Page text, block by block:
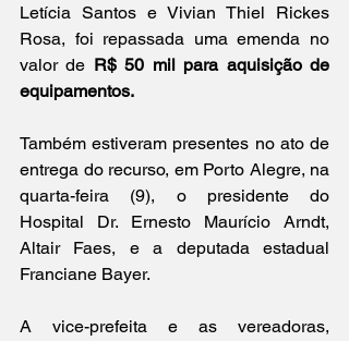
Letícia Santos e Vivian Thiel Rickes
Rosa, foi repassada uma emenda no
valor de R$ 50 mil para aquisição de
equipamentos.
Também estiveram presentes no ato de
entrega do recurso, em Porto Alegre, na
quarta-feira (9), o presidente do
Hospital Dr. Ernesto Maurício Arndt,
Altair Faes, e a deputada estadual
Franciane Bayer.
A vice-prefeita e as vereadoras,